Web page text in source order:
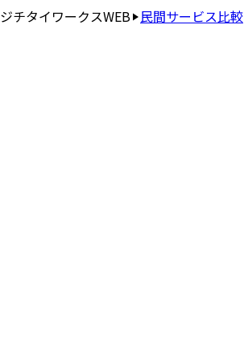
ジチタイワークスWEB 民間サービス比較